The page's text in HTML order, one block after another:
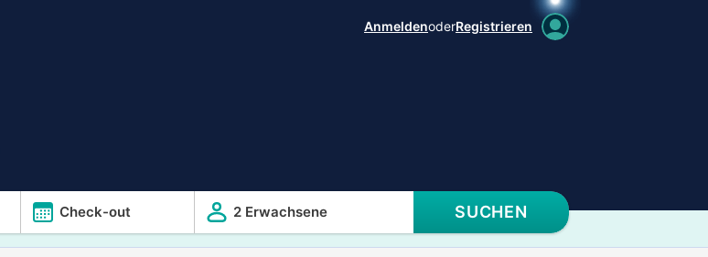
AnmeldenoderRegistrieren
Check-out 2 Erwachsene SUCHEN